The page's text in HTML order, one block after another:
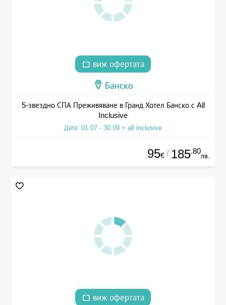
виж офертата
Банско
5-звездно СПА Преживяване в Гранд Хотел Банско с All
Inclusive
Дата: 01.07 - 30.09 + all inclusive
95€ / 185.80
лв.
виж офертата